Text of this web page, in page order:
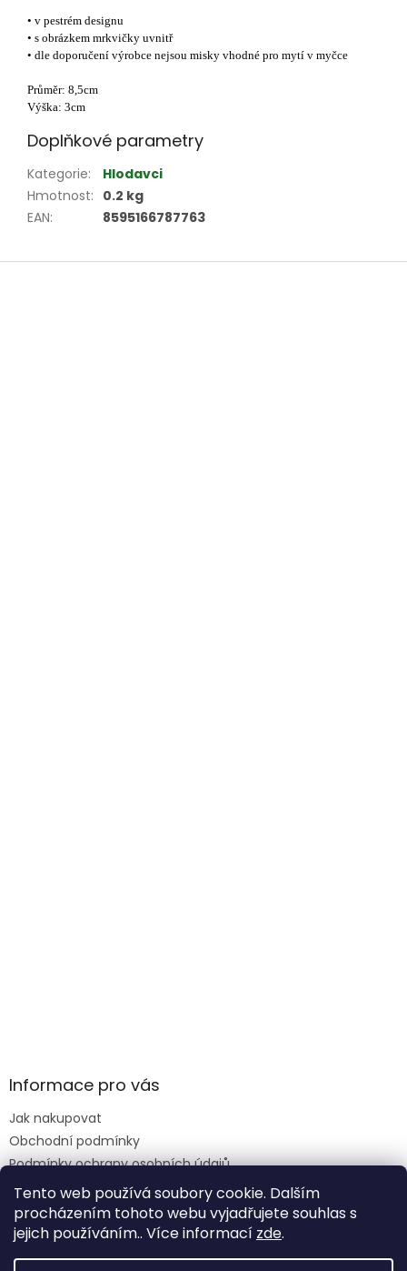
Tento web používá soubory cookie. Dalším
procházením tohoto webu vyjadřujete souhlas s
jejich používáním.. Více informací zde.
• v pestrém designu
• s obrázkem mrkvičky uvnitř
• dle doporučení výrobce nejsou misky vhodné pro mytí v myčce
Průměr: 8,5cm
Výška: 3cm
Doplňkové parametry
Kategorie:
Hlodavci
Hmotnost: 0.2 kg
EAN: 8595166787763
Z
Informace pro vás
Jak nakupovat
Obchodní podmínky
Podmínky ochrany osobních údajů
Reklamace formulář